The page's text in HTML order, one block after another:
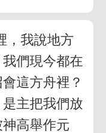
，我說地方
們現今都在
這方舟裡？
主把我們放
高舉作元